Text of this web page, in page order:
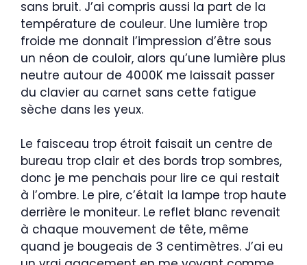
sans bruit. J’ai compris aussi la part de la
température de couleur. Une lumière trop
froide me donnait l’impression d’être sous
un néon de couloir, alors qu’une lumière plus
neutre autour de 4000K me laissait passer
du clavier au carnet sans cette fatigue
sèche dans les yeux.
Le faisceau trop étroit faisait un centre de
bureau trop clair et des bords trop sombres,
donc je me penchais pour lire ce qui restait
à l’ombre. Le pire, c’était la lampe trop haute
derrière le moniteur. Le reflet blanc revenait
à chaque mouvement de tête, même
quand je bougeais de 3 centimètres. J’ai eu